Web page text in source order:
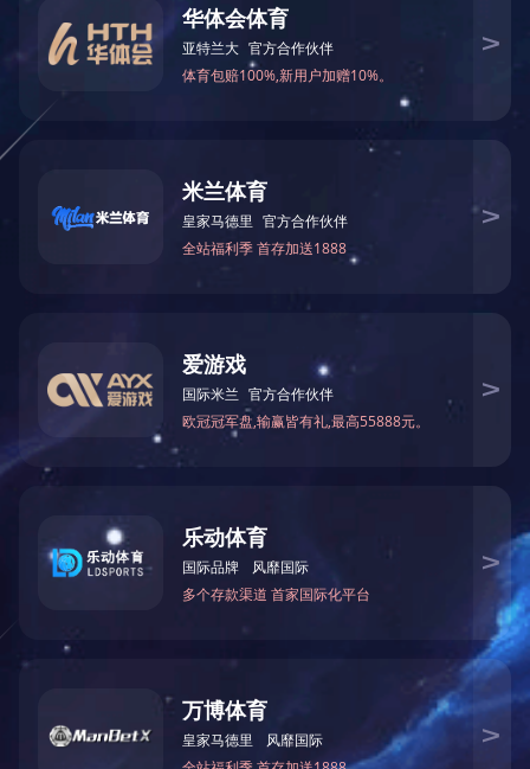
3.气动隔膜泵膜片材质选择：分别采用聚醚弹性体橡
胶、丁晴橡胶、氯丁橡胶、三元乙丙橡胶、氟橡胶、
聚氨酯、聚四氟乙烯、进口膜片。以满足不同用户的
需要。该泵自投产以来，已被石油、化工、电子、陶
瓷、纺织、油漆、制药机械系统单位采用，安置在各
QBY气动隔膜泵结构图：